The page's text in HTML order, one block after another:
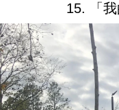
15. 「我